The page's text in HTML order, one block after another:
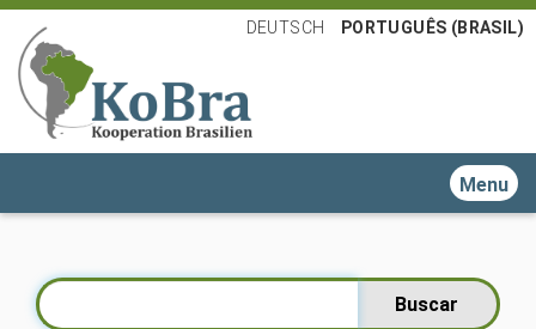
DEUTSCH PORTUGUÊS (BRASIL)
Toggle